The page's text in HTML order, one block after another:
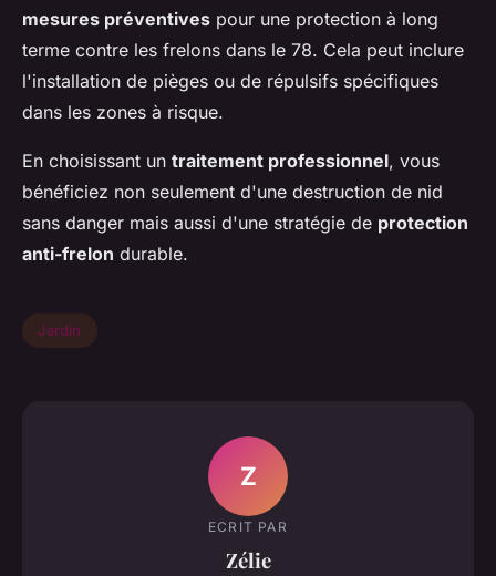
mesures préventives pour une protection à long
terme contre les frelons dans le 78. Cela peut inclure
l'installation de pièges ou de répulsifs spécifiques
dans les zones à risque.
En choisissant un traitement professionnel, vous
bénéficiez non seulement d'une destruction de nid
sans danger mais aussi d'une stratégie de protection
anti-frelon durable.
Jardin
Z
ECRIT PAR
Zélie